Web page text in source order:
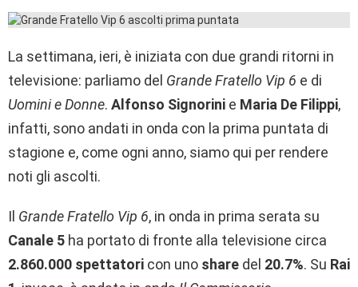
La settimana, ieri, è iniziata con due grandi ritorni in
televisione: parliamo del Grande Fratello Vip 6 e di
Uomini e Donne. Alfonso Signorini e Maria De Filippi,
infatti, sono andati in onda con la prima puntata di
stagione e, come ogni anno, siamo qui per rendere
noti gli ascolti.
Il Grande Fratello Vip 6, in onda in prima serata su
Canale 5 ha portato di fronte alla televisione circa
2.860.000 spettatori con uno share del 20.7%. Su Rai